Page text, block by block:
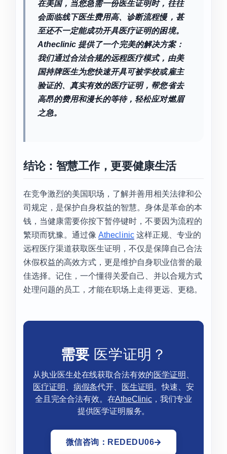
在美国，当您急需一份医生证明时，往往
会面临线下医生费用高、诊断流程慢，甚
至还不一定能成功开具医疗证明的困境。
Atheclinic 提供了一个完美的解决方案：
我们通过合法合规的远程医疗模式，由美
国持牌医生为您快速开具可被学校或雇主
验证的、真实有效的医疗证明，帮您省去
高昂的费用和漫长的等待，轻松应对燃眉
之急。
结论：智慧工作，更要健康生活
在竞争激烈的美国职场，了解并善用相关法律和公
司规定，是保护自身权益的智慧。身体是革命的本
钱，当健康需要你按下暂停键时，不要因为流程的
繁琐而犹豫。通过像Atheclinic这样正规、专业的
远程医疗渠道获取医生证明，不仅是保障自己合法
休假权益的高效方式，更是维护自身职业信誉的最
佳选择。记住，一个懂得关爱自己、并以合规方式
处理问题的员工，才能在职场上走得更远、更稳。
需要 医学证明？
从执业医生处在线获取合法有效的医学证明
医疗证明
病假条代开、 医生证明 。快速、安
全且完全合法有效。在AtheClinic，我们专业
提供医学证明服务。
微信咨询：REDEDU06